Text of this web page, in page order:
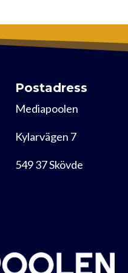
Postadress
Mediapoolen
Kylarvägen 7
549 37 Skövde